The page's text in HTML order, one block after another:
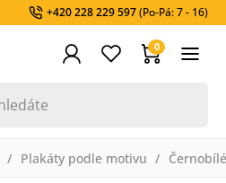
+420 228 229 597(Po-Pá: 7 - 16)
0
Plakáty podle motivu Černobílé